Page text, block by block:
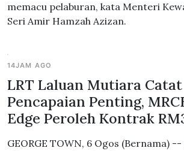
memacu pelaburan, kata Menteri
Seri Amir Hamzah Azizan.
14JAM AGO
LRT Laluan Mutiara Catat
Pencapaian Penting,
Edge Peroleh Kontrak
GEORGE TOWN, 6 Ogos (Bernama)